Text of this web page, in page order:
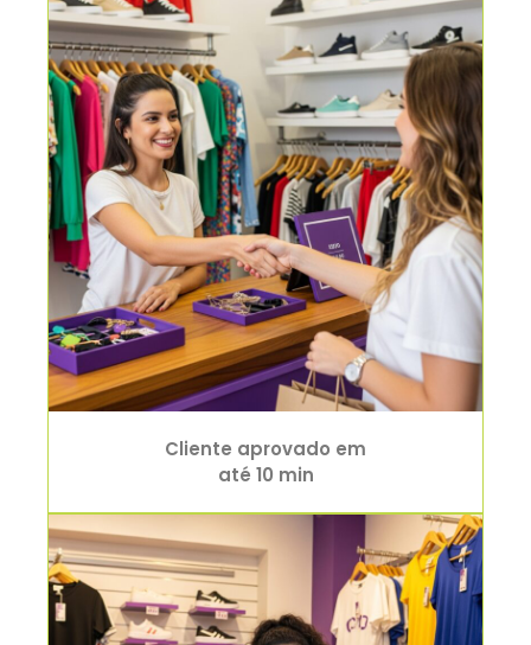
Cliente aprovado em
até 10 min